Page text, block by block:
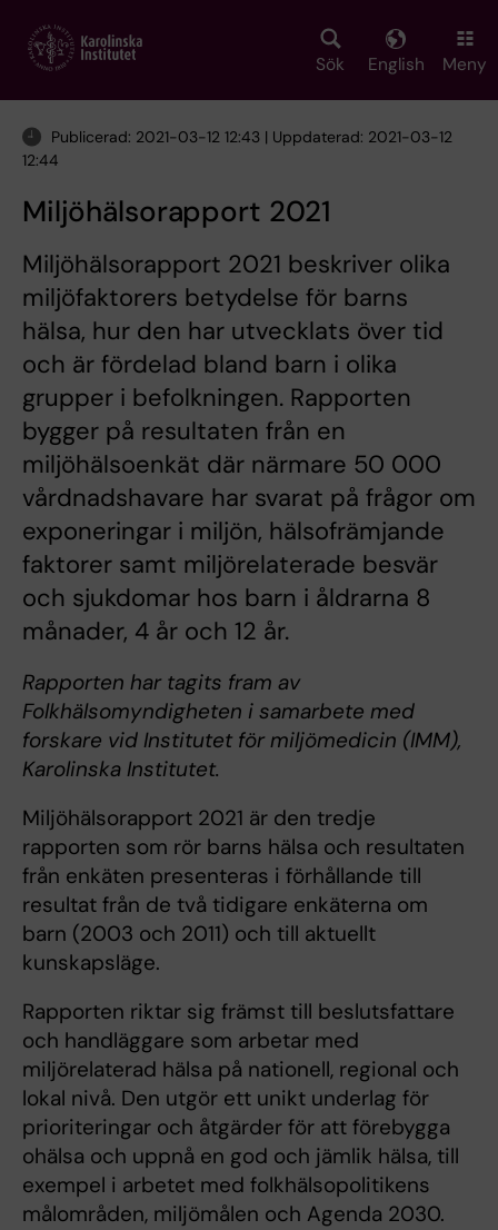
main
Sök English Meny
Publicerad: 2021-03-12 12:43 | Uppdaterad: 2021-03-12
12:44
Miljöhälsorapport 2021
Miljöhälsorapport 2021 beskriver olika
miljöfaktorers betydelse för barns
hälsa, hur den har utvecklats över tid
och är fördelad bland barn i olika
grupper i befolkningen. Rapporten
bygger på resultaten från en
miljöhälsoenkät där närmare 50 000
vårdnadshavare har svarat på frågor om
exponeringar i miljön, hälsofrämjande
faktorer samt miljörelaterade besvär
och sjukdomar hos barn i åldrarna 8
månader, 4 år och 12 år.
Rapporten har tagits fram av
Folkhälsomyndigheten i samarbete med
forskare vid Institutet för miljömedicin (IMM),
Karolinska Institutet.
Miljöhälsorapport 2021 är den tredje
rapporten som rör barns hälsa och resultaten
från enkäten presenteras i förhållande till
resultat från de två tidigare enkäterna om
barn (2003 och 2011) och till aktuellt
kunskapsläge.
Rapporten riktar sig främst till beslutsfat­tare
och handläggare som arbetar med
miljörelaterad hälsa på nationell, regional och
lokal nivå. Den utgör ett unikt underlag för
prioriteringar och åtgärder för att förebygga
ohälsa och uppnå en god och jämlik hälsa, till
exempel i arbetet med folkhälsopolitikens
målområden, miljömålen och Agenda 2030.